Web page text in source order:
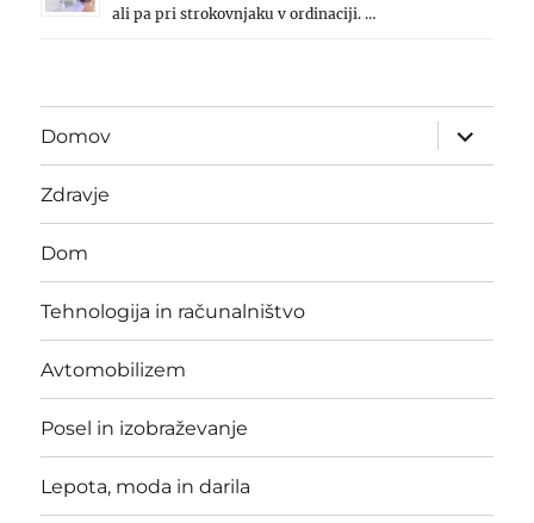
ali pa pri strokovnjaku v ordinaciji. …
Domov
expand
child
menu
Zdravje
Dom
Tehnologija in računalništvo
Avtomobilizem
Posel in izobraževanje
Lepota, moda in darila